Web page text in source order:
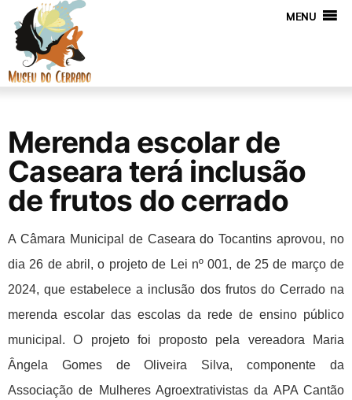
MENU
Merenda escolar de
Caseara terá inclusão
de frutos do cerrado
A Câmara Municipal de Caseara do Tocantins aprovou, no
dia 26 de abril, o projeto de Lei nº 001, de 25 de março de
2024, que estabelece a inclusão dos frutos do Cerrado na
merenda escolar das escolas da rede de ensino público
municipal. O projeto foi proposto pela vereadora Maria
Ângela Gomes de Oliveira Silva, componente da
Associação de Mulheres Agroextrativistas da APA Cantão